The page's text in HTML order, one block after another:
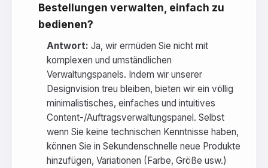
Bestellungen verwalten, einfach zu
bedienen?
Antwort: Ja, wir ermüden Sie nicht mit
komplexen und umständlichen
Verwaltungspanels. Indem wir unserer
Designvision treu bleiben, bieten wir ein völlig
minimalistisches, einfaches und intuitives
Content-/Auftragsverwaltungspanel. Selbst
wenn Sie keine technischen Kenntnisse haben,
können Sie in Sekundenschnelle neue Produkte
hinzufügen, Variationen (Farbe, Größe usw.)